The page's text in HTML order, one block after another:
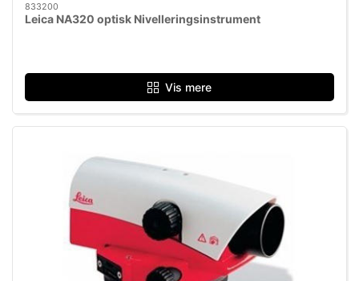
833200
Leica NA320 optisk Nivelleringsinstrument
Vis mere